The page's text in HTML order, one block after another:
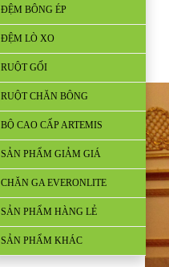
ĐỆM BÔNG ÉP
ĐỆM LÒ XO
RUỘT GỐI
RUỘT CHĂN BÔNG
BỘ CAO CẤP ARTEMIS
SẢN PHẨM GIẢM GIÁ
CHĂN GA EVERONLITE
SẢN PHẨM HÀNG LẺ
SẢN PHẨM KHÁC